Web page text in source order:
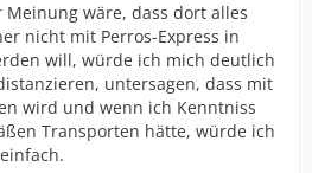
wäre, dass dort alles
nicht mit Perros-Express in
will, würde ich mich deutlich
untersagen, dass mit
wird und wenn ich Kenntniss
Transporten hätte, würde ich